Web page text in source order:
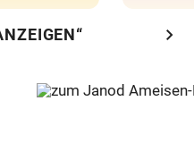
chevron_right